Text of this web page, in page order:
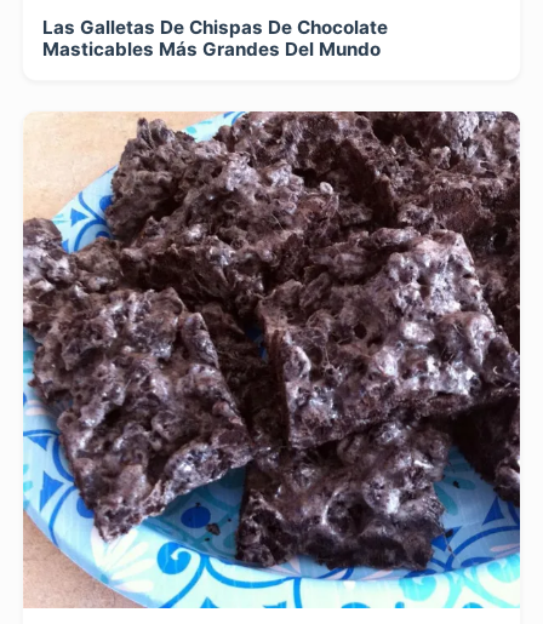
Las Galletas De Chispas De Chocolate
Masticables Más Grandes Del Mundo